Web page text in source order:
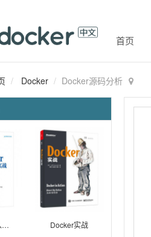
首页
Docker Docker源码分析
Docker技术入门与实战 （第2版） Docker实战